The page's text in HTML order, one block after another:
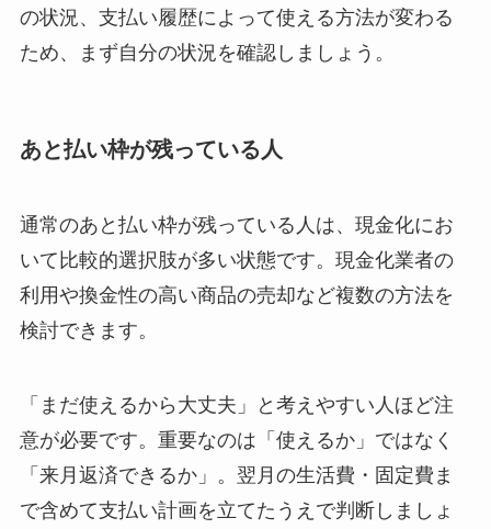
の状況、支払い履歴によって使える方法が変わる
ため、まず自分の状況を確認しましょう。
あと払い枠が残っている人
通常のあと払い枠が残っている人は、現金化にお
いて比較的選択肢が多い状態です。現金化業者の
利用や換金性の高い商品の売却など複数の方法を
検討できます。
「まだ使えるから大丈夫」と考えやすい人ほど注
意が必要です。重要なのは「使えるか」ではなく
「来月返済できるか」。翌月の生活費・固定費ま
で含めて支払い計画を立てたうえで判断しましょ